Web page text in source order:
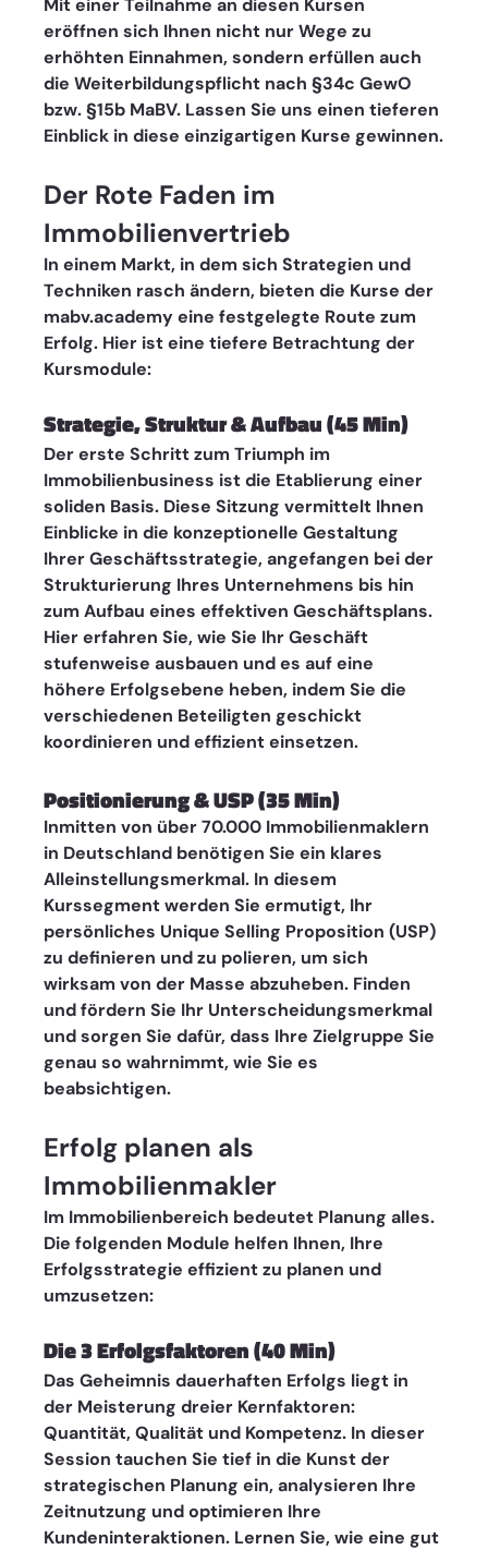
eröffnen sich Ihnen nicht nur Wege zu
erhöhten Einnahmen, sondern erfüllen auch
die Weiterbildungspflicht nach §34c GewO
bzw. §15b MaBV. Lassen Sie uns einen tieferen
Einblick in diese einzigartigen Kurse gewinnen.
Der Rote Faden im
Immobilienvertrieb
In einem Markt, in dem sich Strategien und
Techniken rasch ändern, bieten die Kurse der
mabv.academy eine festgelegte Route zum
Erfolg. Hier ist eine tiefere Betrachtung der
Kursmodule:
Strategie, Struktur & Aufbau (45 Min)
Der erste Schritt zum Triumph im
Immobilienbusiness ist die Etablierung einer
soliden Basis. Diese Sitzung vermittelt Ihnen
Einblicke in die konzeptionelle Gestaltung
Ihrer Geschäftsstrategie, angefangen bei der
Strukturierung Ihres Unternehmens bis hin
zum Aufbau eines effektiven Geschäftsplans.
Hier erfahren Sie, wie Sie Ihr Geschäft
stufenweise ausbauen und es auf eine
höhere Erfolgsebene heben, indem Sie die
verschiedenen Beteiligten geschickt
koordinieren und effizient einsetzen.
Positionierung & USP (35 Min)
Inmitten von über 70.000 Immobilienmaklern
in Deutschland benötigen Sie ein klares
Alleinstellungsmerkmal. In diesem
Kurssegment werden Sie ermutigt, Ihr
persönliches Unique Selling Proposition (USP)
zu definieren und zu polieren, um sich
wirksam von der Masse abzuheben. Finden
und fördern Sie Ihr Unterscheidungsmerkmal
und sorgen Sie dafür, dass Ihre Zielgruppe Sie
genau so wahrnimmt, wie Sie es
beabsichtigen.
Erfolg planen als
Immobilienmakler
Im Immobilienbereich bedeutet Planung alles.
Die folgenden Module helfen Ihnen, Ihre
Erfolgsstrategie effizient zu planen und
umzusetzen:
Die 3 Erfolgsfaktoren (40 Min)
Das Geheimnis dauerhaften Erfolgs liegt in
der Meisterung dreier Kernfaktoren:
Quantität, Qualität und Kompetenz. In dieser
Session tauchen Sie tief in die Kunst der
strategischen Planung ein, analysieren Ihre
Zeitnutzung und optimieren Ihre
Kundeninteraktionen. Lernen Sie, wie eine gut